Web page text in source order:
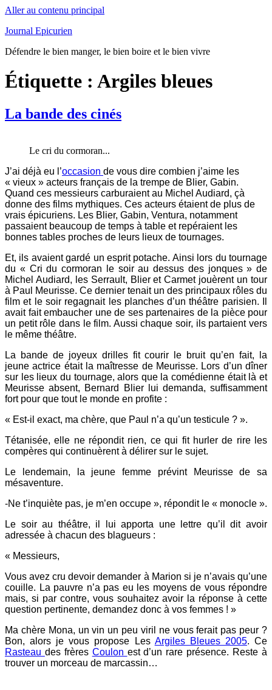
Aller au contenu principal
Journal Epicurien
Défendre le bien manger, le bien boire et le bien vivre
Étiquette : Argiles bleues
La bande des cinés
Le cri du cormoran...
J’ai déjà eu l’occasion de vous dire combien j’aime les
« vieux » acteurs français de la trempe de Blier, Gabin.
Quand ces messieurs carburaient au Michel Audiard, çà
donne des films mythiques. Ces acteurs étaient de plus de
vrais épicuriens. Les Blier, Gabin, Ventura, notamment
passaient beaucoup de temps à table et repéraient les
bonnes tables proches de leurs lieux de tournages.
Et, ils avaient gardé un esprit potache. Ainsi lors du tournage
du « Cri du cormoran le soir au dessus des jonques » de
Michel Audiard, les Serrault, Blier et Carmet jouèrent un tour
à Paul Meurisse. Ce dernier tenait un des principaux rôles du
film et le soir regagnait les planches d’un théâtre parisien. Il
avait fait embaucher une de ses partenaires de la pièce pour
un petit rôle dans le film. Aussi chaque soir, ils partaient vers
le même théâtre.
La bande de joyeux drilles fit courir le bruit qu’en fait, la
jeune actrice était la maîtresse de Meurisse. Lors d’un dîner
sur les lieux du tournage, alors que la comédienne était là et
Meurisse absent, Bernard Blier lui demanda, suffisamment
fort pour que tout le monde en profite :
« Est-il exact, ma chère, que Paul n’a qu’un testicule ? ».
Tétanisée, elle ne répondit rien, ce qui fit hurler de rire les
compères qui continuèrent à délirer sur le sujet.
Le lendemain, la jeune femme prévint Meurisse de sa
mésaventure.
-Ne t’inquiète pas, je m’en occupe », répondit le « monocle ».
Le soir au théâtre, il lui apporta une lettre qu’il dit avoir
adressée à chacun des blagueurs :
« Messieurs,
Vous avez cru devoir demander à Marion si je n’avais qu’une
couille. La pauvre n’a pas eu les moyens de vous répondre
mais, si par contre, vous souhaitez avoir la réponse à cette
question pertinente, demandez donc à vos femmes ! »
Ma chère Mona, un vin un peu viril ne vous ferait pas peur ?
Bon, alors je vous propose Les Argiles Bleues 2005. Ce
Rasteau des frères Coulon est d’un rare présence. Reste à
trouver un morceau de marcassin…